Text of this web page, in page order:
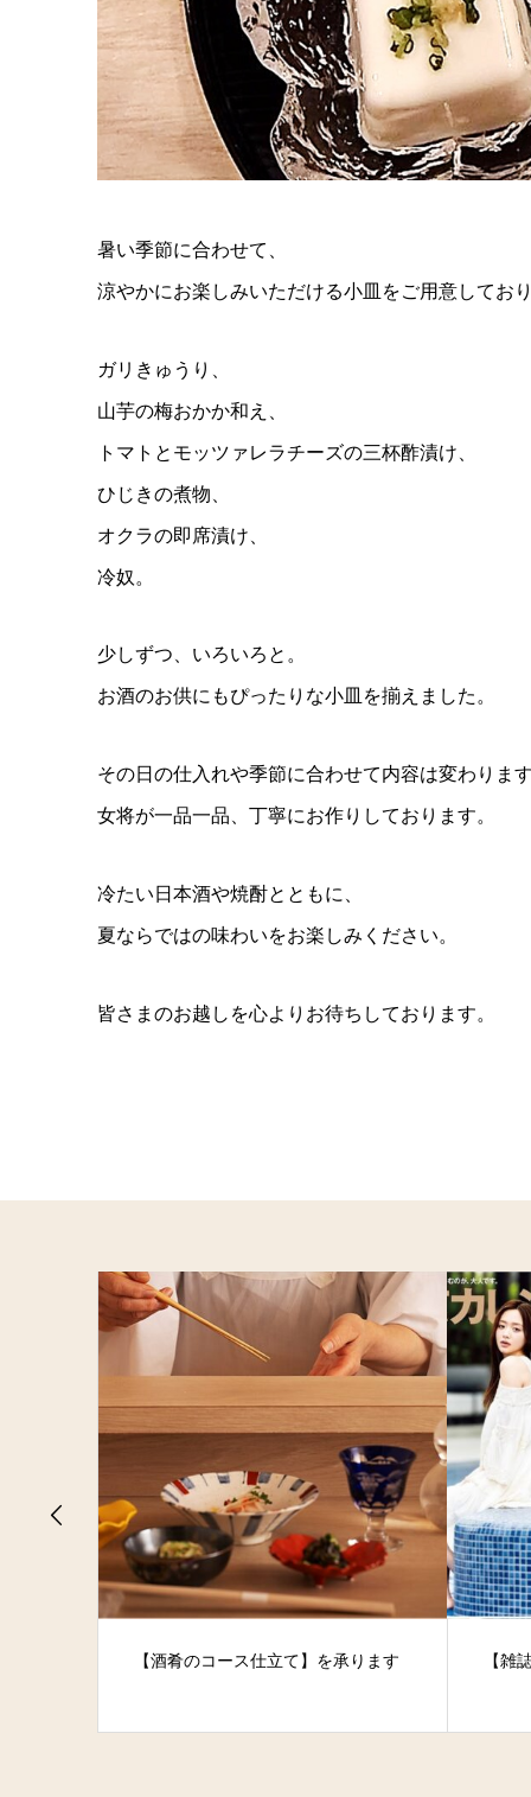
暑い季節に合わせて、
涼やかにお楽しみいただける小皿をご用意してお
ガリきゅうり、
山芋の梅おかか和え、
トマトとモッツァレラチーズの三杯酢漬け、
ひじきの煮物、
オクラの即席漬け、
冷奴。
少しずつ、いろいろと。
お酒のお供にもぴったりな小皿を揃えました。
その日の仕入れや季節に合わせて内容は変わりま
女将が一品一品、丁寧にお作りしております。
冷たい日本酒や焼酎とともに、
夏ならではの味わいをお楽しみください。
皆さまのお越しを心よりお待ちしております。
【酒肴のコース仕立て】を承ります 【雑